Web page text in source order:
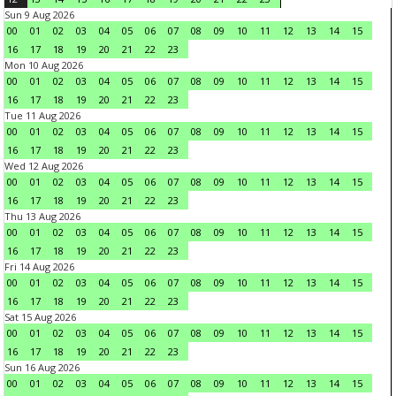
Sun 9 Aug 2026
00
01 02 03 04 05 06 07 08 09 10 11 12 13 14
15
16
17 18 19 20 21 22
23
Mon 10 Aug 2026
00
01 02 03 04 05 06 07 08 09 10 11 12 13 14
15
16
17 18 19 20 21 22
23
Tue 11 Aug 2026
00
01 02 03 04 05 06 07 08 09 10 11 12 13 14
15
16
17 18 19 20 21 22
23
Wed 12 Aug 2026
00
01 02 03 04 05 06 07 08 09 10 11 12 13 14
15
16
17 18 19 20 21 22
23
Thu 13 Aug 2026
00
01 02 03 04 05 06 07 08 09 10 11 12 13 14
15
16
17 18 19 20 21 22
23
Fri 14 Aug 2026
00
01 02 03 04 05 06 07 08 09 10 11 12 13 14
15
16
17 18 19 20 21 22
23
Sat 15 Aug 2026
00
01 02 03 04 05 06 07 08 09 10 11 12 13 14
15
16
17 18 19 20 21 22
23
Sun 16 Aug 2026
00
01 02 03 04 05 06 07 08 09 10 11 12 13 14
15